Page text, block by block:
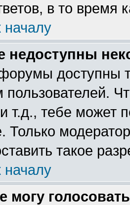
в то время
началу
недоступны
доступны
пользователей.
т.д., тебе может
Только
такое
началу
могу